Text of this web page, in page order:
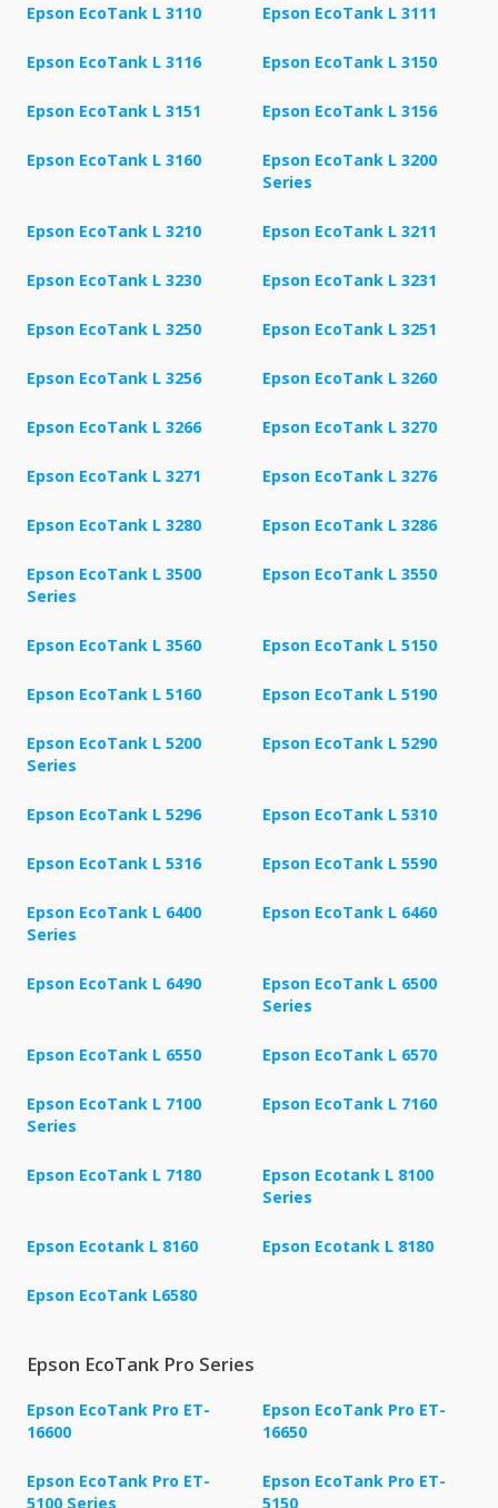
Epson EcoTank L 3110 Epson EcoTank L 3111
Epson EcoTank L 3116 Epson EcoTank L 3150
Epson EcoTank L 3151 Epson EcoTank L 3156
Epson EcoTank L 3160
Epson EcoTank L 3200
Series
Epson EcoTank L 3210 Epson EcoTank L 3211
Epson EcoTank L 3230 Epson EcoTank L 3231
Epson EcoTank L 3250 Epson EcoTank L 3251
Epson EcoTank L 3256 Epson EcoTank L 3260
Epson EcoTank L 3266 Epson EcoTank L 3270
Epson EcoTank L 3271 Epson EcoTank L 3276
Epson EcoTank L 3280 Epson EcoTank L 3286
Epson EcoTank L 3500
Series
Epson EcoTank L 3550
Epson EcoTank L 3560 Epson EcoTank L 5150
Epson EcoTank L 5160 Epson EcoTank L 5190
Epson EcoTank L 5200
Series
Epson EcoTank L 5290
Epson EcoTank L 5296 Epson EcoTank L 5310
Epson EcoTank L 5316 Epson EcoTank L 5590
Epson EcoTank L 6400
Series
Epson EcoTank L 6460
Epson EcoTank L 6490
Epson EcoTank L 6500
Series
Epson EcoTank L 6550 Epson EcoTank L 6570
Epson EcoTank L 7100
Series
Epson EcoTank L 7160
Epson EcoTank L 7180
Epson Ecotank L 8100
Series
Epson Ecotank L 8160 Epson Ecotank L 8180
Epson EcoTank L6580
Epson EcoTank Pro Series
Epson EcoTank Pro ET-
16600
Epson EcoTank Pro ET-
16650
Epson EcoTank Pro ET-
5100 Series
Epson EcoTank Pro ET-
5150